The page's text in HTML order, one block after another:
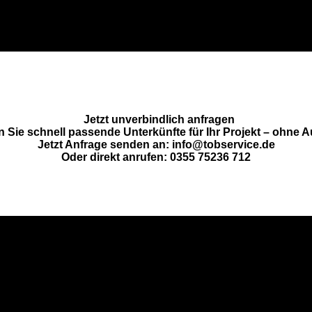
Jetzt unverbindlich anfragen
Sie schnell passende Unterkünfte für Ihr Projekt – ohne
Jetzt Anfrage senden an: info@tobservice.de
Oder direkt anrufen: 0355 75236 712